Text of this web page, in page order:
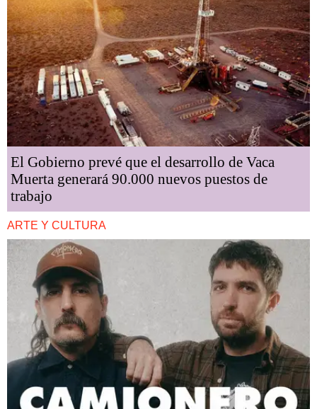
El Gobierno prevé que el desarrollo de Vaca
Muerta generará 90.000 nuevos puestos de
trabajo
ARTE Y CULTURA